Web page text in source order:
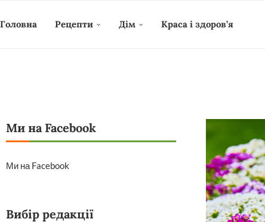
Головна Рецепти Дім Краса і здоров’я
Ми на Facebook
Ми на Facebook
Вибір редакції